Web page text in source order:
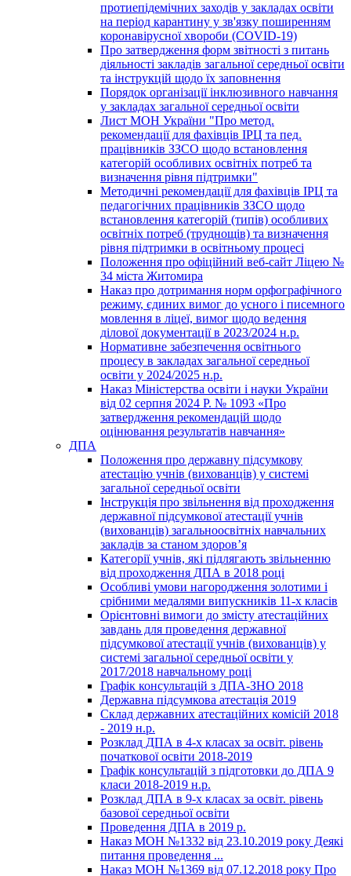
протиепідемічних заходів у закладах освіти
на період карантину у зв'язку поширенням
коронавірусної хвороби (COVID-19)
Про затвердження форм звітності з питань
діяльності закладів загальної середньої освіти
та інструкцій щодо їх заповнення
Порядок організації інклюзивного навчання
у закладах загальної середньої освіти
Лист МОН України "Про метод.
рекомендації для фахівців ІРЦ та пед.
працівників ЗЗСО щодо встановлення
категорій особливих освітніх потреб та
визначення рівня підтримки"
Методичні рекомендації для фахівців ІРЦ та
педагогічних працівників ЗЗСО щодо
встановлення категорій (типів) особливих
освітніх потреб (труднощів) та визначення
рівня підтримки в освітньому процесі
Положення про офіційний веб-сайт Ліцею №
34 міста Житомира
Наказ про дотримання норм орфографічного
режиму, єдиних вимог до усного і писемного
мовлення в ліцеї, вимог щодо ведення
ділової документації в 2023/2024 н.р.
Нормативне забезпечення освітнього
процесу в закладах загальної середньої
освіти у 2024/2025 н.р.
Наказ Міністерства освіти і науки України
від 02 серпня 2024 Р. № 1093 «Про
затвердження рекомендацій щодо
оцінювання результатів навчання»
ДПА
Положення про державну підсумкову
атестацію учнів (вихованців) у системі
загальної середньої освіти
Інструкція про звільнення від проходження
державної підсумкової атестації учнів
(вихованців) загальноосвітніх навчальних
закладів за станом здоров’я
Категорії учнів, які підлягають звільненню
від проходження ДПА в 2018 році
Особливі умови нагородження золотими і
срібними медалями випускників 11-х класів
Орієнтовні вимоги до змісту атестаційних
завдань для проведення державної
підсумкової атестації учнів (вихованців) у
системі загальної середньої освіти у
2017/2018 навчальному році
Графік консультацій з ДПА-ЗНО 2018
Державна підсумкова атестація 2019
Склад державних атестаційних комісій 2018
- 2019 н.р.
Розклад ДПА в 4-х класах за освіт. рівень
початкової освіти 2018-2019
Графік консультацій з підготовки до ДПА 9
класи 2018-2019 н.р.
Розклад ДПА в 9-х класах за освіт. рівень
базової середньої освіти
Проведення ДПА в 2019 р.
Наказ МОН №1332 від 23.10.2019 року Деякі
питання проведення ...
Наказ МОН №1369 від 07.12.2018 року Про